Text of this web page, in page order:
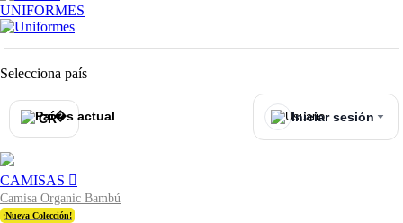
UNIFORMES
Selecciona país
CR Iniciar sesión
CAMISAS
Camisa Organic Bambú
¡Nueva Colección!